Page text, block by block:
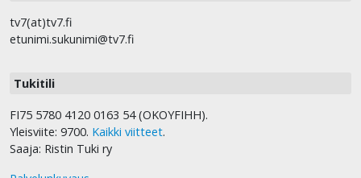
tv7(at)tv7.fi
etunimi.sukunimi@tv7.fi
Tukitili
FI75 5780 4120 0163 54 (OKOYFIHH).
Yleisviite: 9700. Kaikki viitteet.
Saaja: Ristin Tuki ry